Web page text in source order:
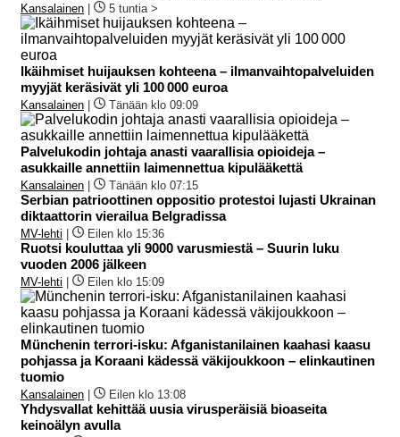
Kansalainen 5 tuntia >
Ikäihmiset huijauksen kohteena – ilmanvaihtopalveluiden
myyjät keräsivät yli 100 000 euroa
Kansalainen Tänään klo 09:09
Palvelukodin johtaja anasti vaarallisia opioideja –
asukkaille annettiin laimennettua kipulääkettä
Kansalainen Tänään klo 07:15
Serbian patrioottinen oppositio protestoi lujasti Ukrainan
diktaattorin vierailua Belgradissa
MV-lehti Eilen klo 15:36
Ruotsi kouluttaa yli 9000 varusmiestä – Suurin luku
vuoden 2006 jälkeen
MV-lehti Eilen klo 15:09
Münchenin terrori-isku: Afganistanilainen kaahasi kaasu
pohjassa ja Koraani kädessä väkijoukkoon – elinkautinen
tuomio
Kansalainen Eilen klo 13:08
Yhdysvallat kehittää uusia virusperäisiä bioaseita
keinoälyn avulla